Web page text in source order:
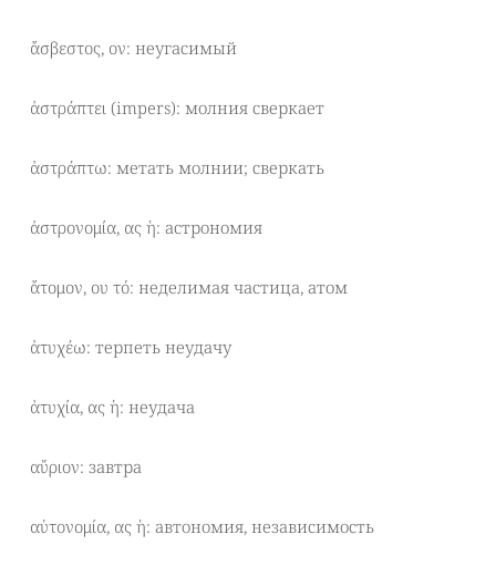
ἄσβεστος, ον: неугасимый
ἀστράπτει (impers): молния сверкает
ἀστράπτω: метать молнии; сверкать
ἀστρονομία, ας ἡ: астрономия
ἄτομον, ου τό: неделимая частица, атом
ἀτυχέω: терпеть неудачу
ἀτυχία, ας ἡ: неудача
αὔριον: завтра
αὐτονομία, ας ἡ: автономия, независимость